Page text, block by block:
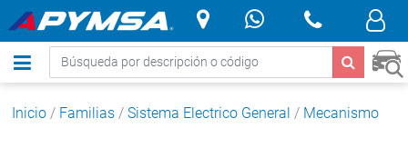
.
Inicio / Familias / Sistema Electrico General / Mecanismo